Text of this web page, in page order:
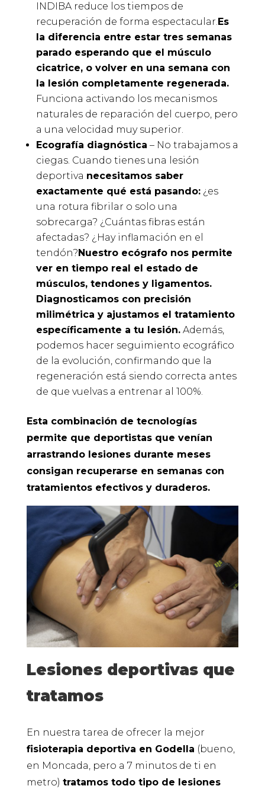
INDIBA reduce los tiempos de
recuperación de forma espectacular. Es
la diferencia entre estar tres semanas
parado esperando que el músculo
cicatrice, o volver en una semana con
la lesión completamente regenerada.
Funciona activando los mecanismos
naturales de reparación del cuerpo, pero
a una velocidad muy superior.
Ecografía diagnóstica – No trabajamos a
ciegas. Cuando tienes una lesión
deportiva necesitamos saber
exactamente qué está pasando:¿es
una rotura fibrilar o solo una
sobrecarga? ¿Cuántas fibras están
afectadas? ¿Hay inflamación en el
tendón? Nuestro ecógrafo nos permite
ver en tiempo real el estado de
músculos, tendones y ligamentos.
Diagnosticamos con precisión
milimétrica y ajustamos el tratamiento
específicamente a tu lesión.Además,
podemos hacer seguimiento ecográfico
de la evolución, confirmando que la
regeneración está siendo correcta antes
de que vuelvas a entrenar al 100%.
Esta combinación de tecnologías
permite que deportistas que venían
arrastrando lesiones durante meses
consigan recuperarse en semanas con
tratamientos efectivos y duraderos.
Lesiones deportivas que
tratamos
En nuestra tarea de ofrecer la mejor
fisioterapia deportiva en Godella (bueno,
en Moncada, pero a 7 minutos de ti en
metro) tratamos todo tipo de lesiones